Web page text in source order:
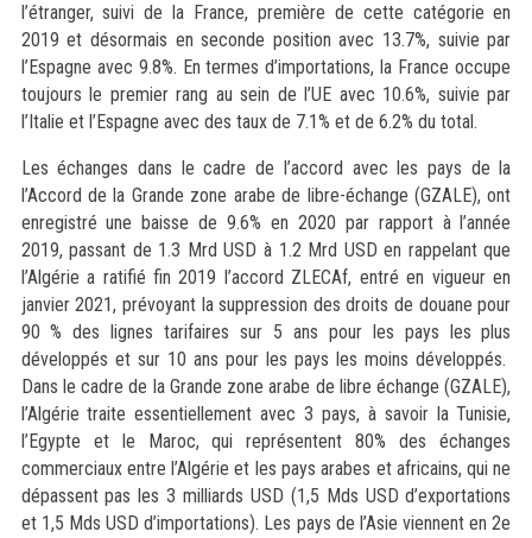
l’étranger, suivi de la France, première de cette catégorie en
2019 et désormais en seconde position avec 13.7%, suivie par
l’Espagne avec 9.8%. En termes d’importations, la France occupe
toujours le premier rang au sein de l’UE avec 10.6%, suivie par
l’Italie et l’Espagne avec des taux de 7.1% et de 6.2% du total.
Les échanges dans le cadre de l’accord avec les pays de la
l’Accord de la Grande zone arabe de libre-échange (GZALE), ont
enregistré une baisse de 9.6% en 2020 par rapport à l’année
2019, passant de 1.3 Mrd USD à 1.2 Mrd USD en rappelant que
l’Algérie a ratifié fin 2019 l’accord ZLECAf, entré en vigueur en
janvier 2021, prévoyant la suppression des droits de douane pour
90 % des lignes tarifaires sur 5 ans pour les pays les plus
développés et sur 10 ans pour les pays les moins développés.
Dans le cadre de la Grande zone arabe de libre échange (GZALE),
l’Algérie traite essentiellement avec 3 pays, à savoir la Tunisie,
l’Egypte et le Maroc, qui représentent 80% des échanges
commerciaux entre l’Algérie et les pays arabes et africains, qui ne
dépassent pas les 3 milliards USD (1,5 Mds USD d’exportations
et 1,5 Mds USD d’importations). Les pays de l’Asie viennent en 2e